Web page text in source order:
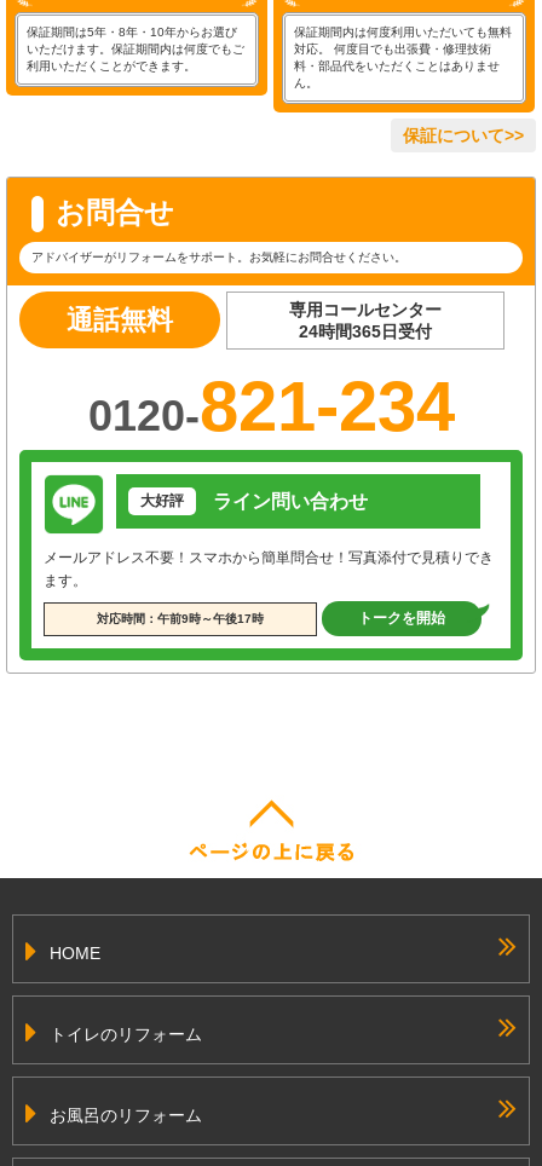
保証期間は5年・8年・10年からお選び
いただけます。保証期間内は何度でもご
利用いただくことができます。
保証期間内は何度利用いただいても無料
対応。 何度目でも出張費・修理技術
料・部品代をいただくことはありませ
ん。
保証について>>
お問合せ
アドバイザーがリフォームをサポート。お気軽にお問合せください。
通話無料
専用コールセンター
24時間365日受付
0120-821-234
大好評 ライン問い合わせ
メールアドレス不要！スマホから簡単問合せ！写真添付で見積りでき
ます。
対応時間：午前9時～午後17時 トークを開始
HOME
トイレのリフォーム
お風呂のリフォーム